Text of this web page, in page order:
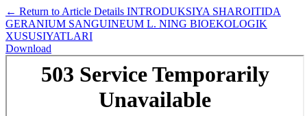
← Return to Article Details INTRODUKSIYA SHAROITIDA
GERANIUM SANGUINEUM L. NING BIOEKOLOGIK
XUSUSIYATLARI
Download